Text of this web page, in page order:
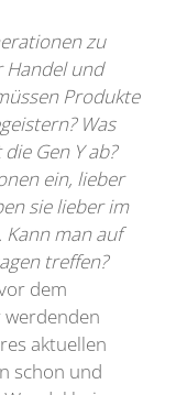
zu
Handel und
Produkte
Was
Gen Y ab?
ein, lieber
sie lieber im
Kann man auf
treffen?
dem
aktuellen
schon und